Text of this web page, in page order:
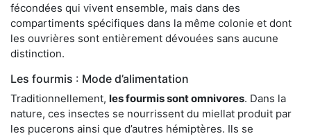
fécondées qui vivent ensemble, mais dans des
compartiments spécifiques dans la même colonie et dont
les ouvrières sont entièrement dévouées sans aucune
distinction.
Les fourmis : Mode d’alimentation
Traditionnellement, les fourmis sont omnivores. Dans la
nature, ces insectes se nourrissent du miellat produit par
les pucerons ainsi que d’autres hémiptères. Ils se